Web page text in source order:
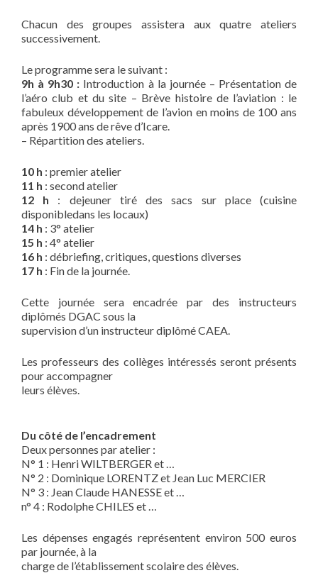
Chacun des groupes assistera aux quatre ateliers
successivement.
Le programme sera le suivant :
9h à 9h30 : Introduction à la journée – Présentation de
l’aéro club et du site – Brève histoire de l’aviation : le
fabuleux développement de l’avion en moins de 100 ans
après 1900 ans de rêve d’Icare.
– Répartition des ateliers.
10 h : premier atelier
11 h : second atelier
12 h : dejeuner tiré des sacs sur place (cuisine
disponibledans les locaux)
14 h : 3° atelier
15 h : 4° atelier
16 h : débriefing, critiques, questions diverses
17 h : Fin de la journée.
Cette journée sera encadrée par des instructeurs
diplômés DGAC sous la
supervision d’un instructeur diplômé CAEA.
Les professeurs des collèges intéressés seront présents
pour accompagner
leurs élèves.
Du côté de l’encadrement
Deux personnes par atelier :
N° 1 : Henri WILTBERGER et …
N° 2 : Dominique LORENTZ et Jean Luc MERCIER
N° 3 : Jean Claude HANESSE et …
n° 4 : Rodolphe CHILES et …
Les dépenses engagés représentent environ 500 euros
par journée, à la
charge de l’établissement scolaire des élèves.